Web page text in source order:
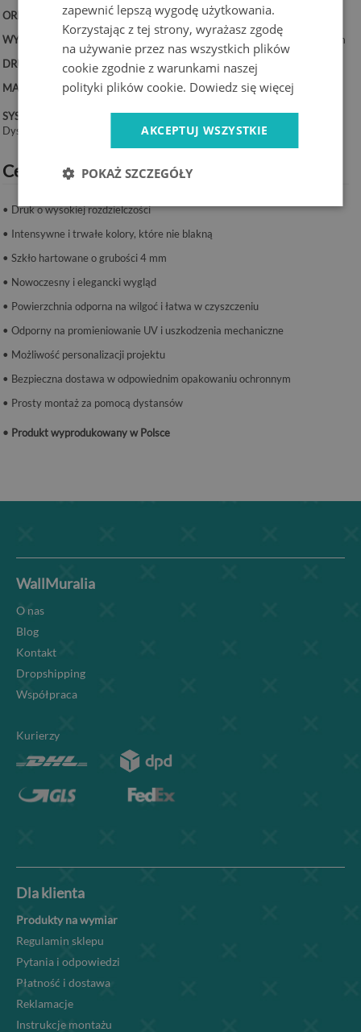
ORIENTACJA:Pozioma
WYMIARY:
100x50 cm, 125x50 cm, 100x70 cm, 120x60 cm, 140x70 cm
DRUK:
UV – trwałe kolory
MATERIAŁ:
Szkło hartowane 4 mm
SYSTEM MONTAŻU:
Dystanse lub taśma montażowa.
Cechy produktu:
• Druk o wysokiej rozdzielczości
• Intensywne i trwałe kolory, które nie blakną
• Szkło hartowane o grubości 4 mm
• Nowoczesny i elegancki wygląd
• Powierzchnia odporna na wilgoć i łatwa w czyszczeniu
• Odporny na promieniowanie UV i uszkodzenia mechaniczne
• Możliwość personalizacji projektu
• Bezpieczna dostawa w odpowiednim opakowaniu ochronnym
• Prosty montaż za pomocą dystansów
• Produkt wyprodukowany w Polsce
WallMuralia
O nas
Blog
Kontakt
Dropshipping
Współpraca
Kurierzy
Dla klienta
Produkty na wymiar
Regulamin sklepu
Pytania i odpowiedzi
Płatność i dostawa
Reklamacje
Instrukcje montażu
zapewnić lepszą wygodę użytkowania.
Korzystając z tej strony, wyrażasz zgodę
na używanie przez nas wszystkich plików
cookie zgodnie z warunkami naszej
polityki plików cookie. Dowiedz się więcej
AKCEPTUJ WSZYSTKIE
POKAŻ SZCZEGÓŁY